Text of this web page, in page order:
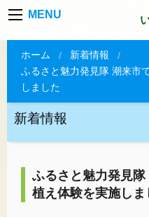
MENU
ホーム
新着情報
ふるさと魅力発見隊 潮来市
しました
新着情報
ふるさと魅力発見
植え体験を実施しま